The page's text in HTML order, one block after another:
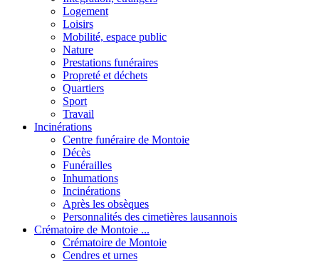
Logement
Loisirs
Mobilité, espace public
Nature
Prestations funéraires
Propreté et déchets
Quartiers
Sport
Travail
Incinérations
Centre funéraire de Montoie
Décès
Funérailles
Inhumations
Incinérations
Après les obsèques
Personnalités des cimetières lausannois
Crématoire de Montoie ...
Crématoire de Montoie
Cendres et urnes